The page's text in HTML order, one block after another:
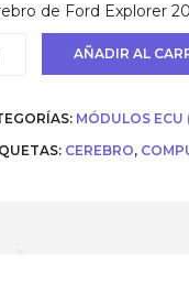
era:
USD
$ 400.
$
de Ford Explorer
AÑADIR AL
MÓDULOS ECU
CEREBRO,